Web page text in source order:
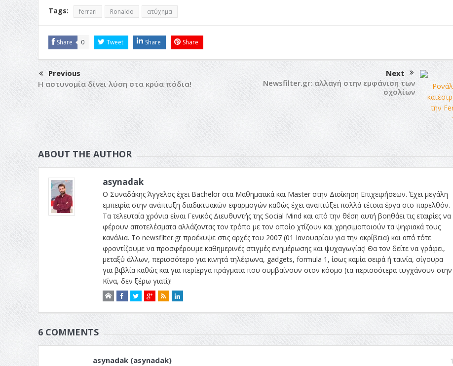
Tags: ferrari Ronaldo ατύχημα
Share 0 Tweet Share Share
Previous
Η αστυνομία δίνει λύση στα κρύα πόδια!
Next
Newsfilter.gr: αλλαγή στην εμφάνιση των
σχολίων
ABOUT THE AUTHOR
asynadak
Ο Συναδάκης Άγγελος έχει Bachelor στα Μαθηματικά και Master στην Διοίκηση Επιχειρήσεων. Έχει μεγάλη
εμπειρία στην ανάπτυξη διαδικτυακών εφαρμογών καθώς έχει αναπτύξει πολλά τέτοια έργα στο παρελθόν.
Τα τελευταία χρόνια είναι Γενικός Διευθυντής της Social Mind και από την θέση αυτή βοηθάει τις εταιρίες να
φέρουν αποτελέσματα αλλάζοντας τον τρόπο με τον οποίο χτίζουν και χρησιμοποιούν τα ψηφιακά τους
κανάλια. Το newsfilter.gr προέκυψε στις αρχές του 2007 (01 Ιανουαρίου για την ακρίβεια) και από τότε
φροντίζουμε να προσφέρουμε καθημερινές στιγμές ενημέρωσης και ψυχαγωγίας! Θα τον δείτε να γράφει,
μεταξύ άλλων, περισσότερο για κινητά τηλέφωνα, gadgets, formula 1, ίσως καμία σειρά ή ταινία, σίγουρα
για βιβλία καθώς και για περίεργα πράγματα που συμβαίνουν στον κόσμο (τα περισσότερα τυγχάνουν στην
Κίνα, δεν ξέρω γιατί)!
6 COMMENTS
1
asynadak (asynadak)